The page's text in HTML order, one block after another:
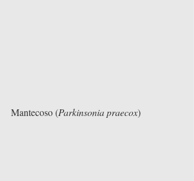
Mantecoso (Parkinsonia praecox)